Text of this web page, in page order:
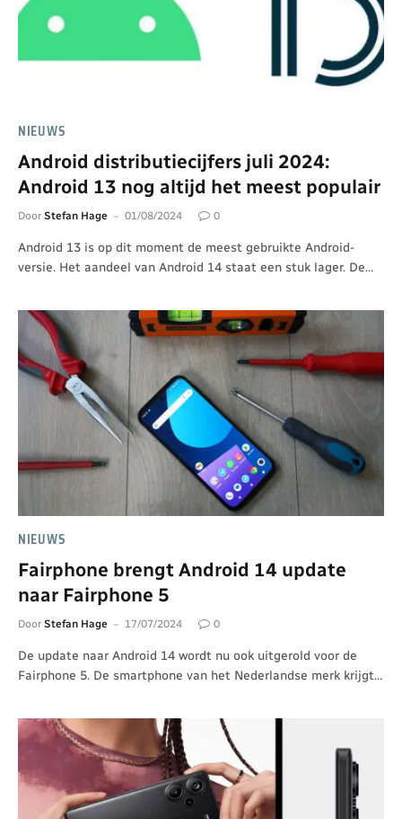
NIEUWS
Android distributiecijfers juli 2024:
Android 13 nog altijd het meest populair
Door Stefan Hage 01/08/2024 0
Android 13 is op dit moment de meest gebruikte Android-
versie. Het aandeel van Android 14 staat een stuk lager. De…
NIEUWS
Fairphone brengt Android 14 update
naar Fairphone 5
Door Stefan Hage 17/07/2024 0
De update naar Android 14 wordt nu ook uitgerold voor de
Fairphone 5. De smartphone van het Nederlandse merk krijgt…